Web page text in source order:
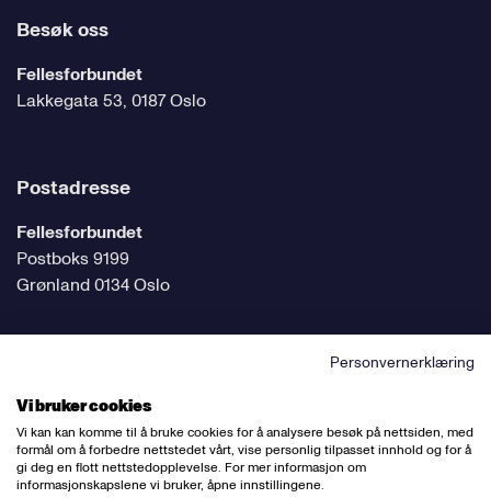
Besøk oss
Fellesforbundet
Lakkegata 53, 0187 Oslo
Postadresse
Fellesforbundet
Postboks 9199
Grønland 0134 Oslo
Følg oss på sosiale medier
Personvernerklæring
Vi bruker cookies
Vi kan kan komme til å bruke cookies for å analysere besøk på nettsiden, med
formål om å forbedre nettstedet vårt, vise personlig tilpasset innhold og for å
gi deg en flott nettstedopplevelse. For mer informasjon om
informasjonskapslene vi bruker, åpne innstillingene.